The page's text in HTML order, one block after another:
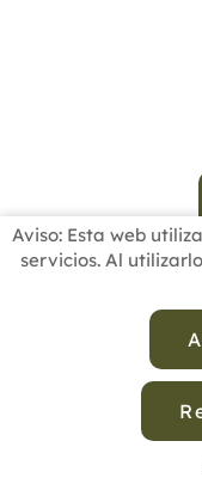
Aviso: Esta web
servicios. Al
ESCUELAS
Política